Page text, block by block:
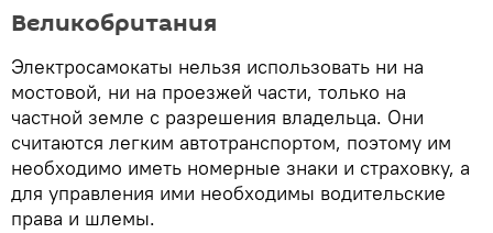
Великобритания
Электросамокаты нельзя использовать ни на
мостовой, ни на проезжей части, только на
частной земле с разрешения владельца. Они
считаются легким автотранспортом, поэтому им
необходимо иметь номерные знаки и страховку, а
для управления ими необходимы водительские
права и шлемы.